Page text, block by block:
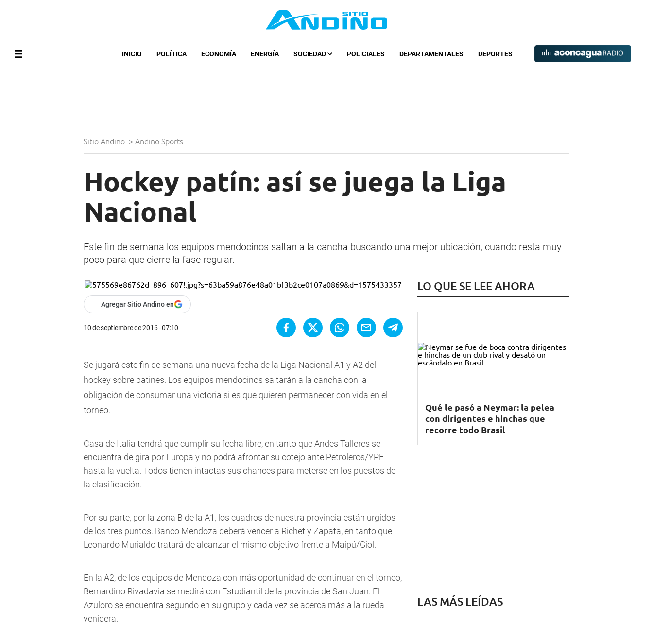
INICIO POLÍTICA ECONOMÍA ENERGÍA SOCIEDAD POLICIALES DEPARTAMENTALES DEPORTES
Sitio Andino > Andino Sports
Hockey patín: así se juega la Liga
Nacional
Este fin de semana los equipos mendocinos saltan a la cancha buscando una mejor ubicación, cuando resta muy
poco para que cierre la fase regular.
Agregar Sitio Andino en
10 de septiembre de 2016 - 07:10
Se jugará este fin de semana una nueva fecha de la Liga Nacional A1 y A2 del
hockey sobre patines. Los equipos mendocinos saltarán a la cancha con la
obligación de consumar una victoria si es que quieren permanecer con vida en el
torneo.
Casa de Italia tendrá que cumplir su fecha libre, en tanto que Andes Talleres se
encuentra de gira por Europa y no podrá afrontar su cotejo ante Petroleros/YPF
hasta la vuelta. Todos tienen intactas sus chances para meterse en los puestos de
la clasificación.
Por su parte, por la zona B de la A1, los cuadros de nuestra provincia están urgidos
de los tres puntos. Banco Mendoza deberá vencer a Richet y Zapata, en tanto que
Leonardo Murialdo tratará de alcanzar el mismo objetivo frente a Maipú/Giol.
En la A2, de los equipos de Mendoza con más oportunidad de continuar en el torneo,
Bernardino Rivadavia se medirá con Estudiantil de la provincia de San Juan. El
Azuloro se encuentra segundo en su grupo y cada vez se acerca más a la rueda
venidera.
LO QUE SE LEE AHORA
Qué le pasó a Neymar: la pelea
con dirigentes e hinchas que
recorre todo Brasil
LAS MÁS LEÍDAS